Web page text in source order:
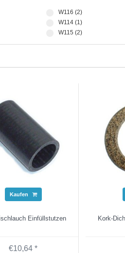
W116 (2)
W114 (1)
W115 (2)
Kaufen
Einfüllstutzen
€10,64 *
Kork-